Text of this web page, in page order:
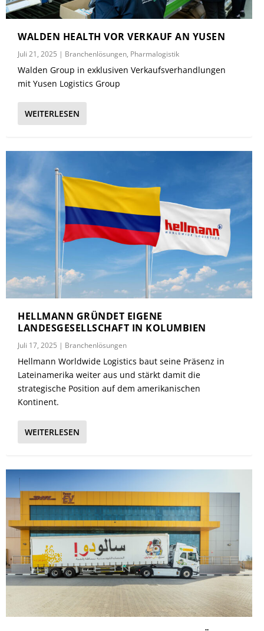
WALDEN HEALTH VOR VERKAUF AN YUSEN
Juli 21, 2025 | Branchenlösungen, Pharmalogistik
Walden Group in exklusiven Verkaufsverhandlungen
mit Yusen Logistics Group
WEITERLESEN
HELLMANN GRÜNDET EIGENE
LANDESGESELLSCHAFT IN KOLUMBIEN
Juli 17, 2025 | Branchenlösungen
Hellmann Worldwide Logistics baut seine Präsenz in
Lateinamerika weiter aus und stärkt damit die
strategische Position auf dem amerikanischen
Kontinent.
WEITERLESEN